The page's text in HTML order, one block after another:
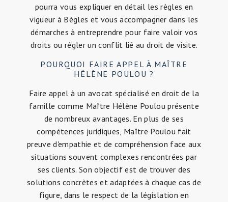
pourra vous expliquer en détail les règles en
vigueur à Bègles et vous accompagner dans les
démarches à entreprendre pour faire valoir vos
droits ou régler un conflit lié au droit de visite.
POURQUOI FAIRE APPEL À MAÎTRE
HÉLÈNE POULOU ?
Faire appel à un avocat spécialisé en droit de la
famille comme Maître Hélène Poulou présente
de nombreux avantages. En plus de ses
compétences juridiques, Maître Poulou fait
preuve d'empathie et de compréhension face aux
situations souvent complexes rencontrées par
ses clients. Son objectif est de trouver des
solutions concrètes et adaptées à chaque cas de
figure, dans le respect de la législation en